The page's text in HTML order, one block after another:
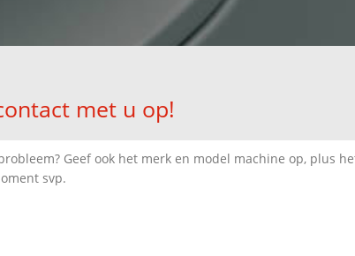
met u op!